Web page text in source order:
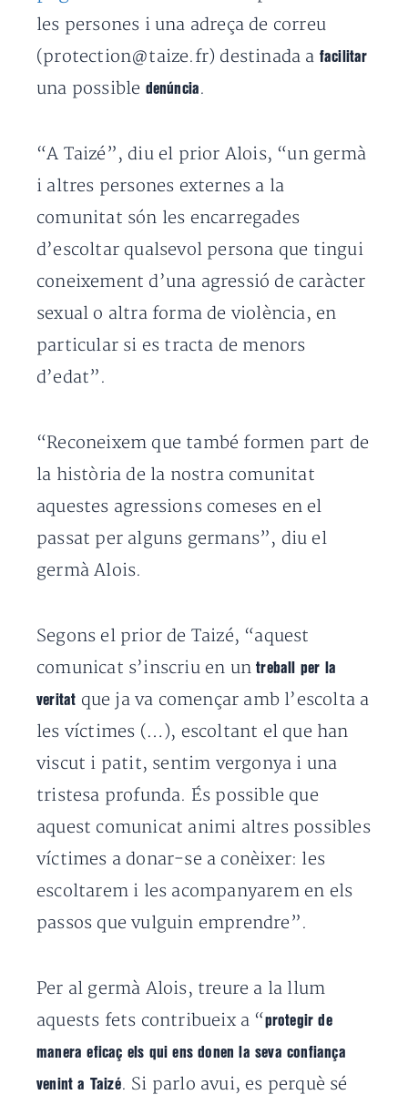
les persones i una adreça de correu
(protection@taize.fr) destinada a facilitar
una possible denúncia .
“A Taizé”, diu el prior Alois, “un germà
i altres persones externes a la
comunitat són les encarregades
d’escoltar qualsevol persona que tingui
coneixement d’una agressió de caràcter
sexual o altra forma de violència, en
particular si es tracta de menors
d’edat”.
“Reconeixem que també formen part de
la història de la nostra comunitat
aquestes agressions comeses en el
passat per alguns germans”, diu el
germà Alois.
Segons el prior de Taizé, “aquest
comunicat s’inscriu en untreball per la
veritat que ja va començar amb l’escolta a
les víctimes (…), escoltant el que han
viscut i patit, sentim vergonya i una
tristesa profunda. És possible que
aquest comunicat animi altres possibles
víctimes a donar-se a conèixer: les
escoltarem i les acompanyarem en els
passos que vulguin emprendre”.
Per al germà Alois, treure a la llum
aquests fets contribueix a “ protegir de
manera eficaç els qui ens donen la seva confiança
venint a Taizé. Si parlo avui, es perquè sé